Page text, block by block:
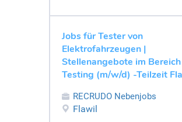
Jobs für Tester von
Elektrofahrzeugen |
Stellenangebote im Bereich
Testing (m/w/d) -Teilzeit
RECRUDO Nebenjobs
Flawil